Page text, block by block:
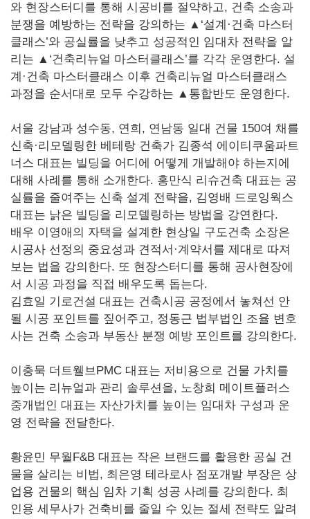
와 현장스터디를 통해 시공비를 절약하고, 건축 소송과
분쟁을 예방하는 전략을 강의하는 ▲‘설계·건축 마스터
클래스’와 공실률을 낮추고 성공적인 임대차 전략을 알
리는 ▲‘건축리뉴얼 마스터클래스’를 각각 운영한다. 설
계·건축 마스터클래스 이후 건축리뉴얼 마스터클래스
과정을 순서대로 모두 수강하는 ▲통합반도 운영한다.
서울 강남과 성수동, 연희, 연남동 일대 건물 150여 채를
신축·리모델링한 베테랑 건축가 김종석 에이티쿠움파트
너스 대표는 빌딩을 어디에 어떻게 개발해야 하는지에
대해 사례를 통해 소개한다. 홍만식 리슈건축 대표는 공
실률을 줄여주는 신축 설계 전략을, 김영배 드로잉웍스
대표는 낡은 빌딩을 리모델링하는 방법을 강연한다.
배우 이영애의 자택을 설계한 현상일 구도건축 소장은
시공사 선정의 중요성과 견적서·계약서를 제대로 따져
보는 법을 강의한다. 또 현장스터디를 통해 공사현장에
서 시공 과정을 직접 배우도록 돕는다.
김효일 기로건설 대표는 건축시공 공정에서 놓쳐선 안
될 시공 포인트를 짚어주고, 정동근 법부법인 조율 변호
사는 건축 소송과 부동산 분쟁 예방 포인트를 강의한다.
이충묵 더트웰브PMC 대표는 저비용으로 건물 가치를
높이는 리뉴얼과 관리 솔루션을, 노창희 메이트플러스
중개법인 대표는 자산가치를 높이는 임대차 구성과 운
영 전략을 전달한다.
황윤민 무월F&B 대표는 작은 브랜드를 활용한 공실 건
물을 살리는 비법, 최은영 테라로사 점포개발 부장은 상
업용 건물의 핵심 임차 기획 성공 사례를 강의한다. 최
인용 세무사가 건축비를 줄일 수 있는 절세 전략도 알려